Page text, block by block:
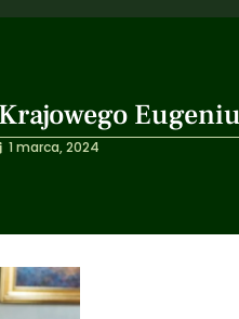
1 marca, 2024